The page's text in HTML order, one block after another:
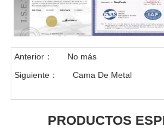
Anterior：
No más
Siguiente：
Cama De Metal
PRODUCTOS